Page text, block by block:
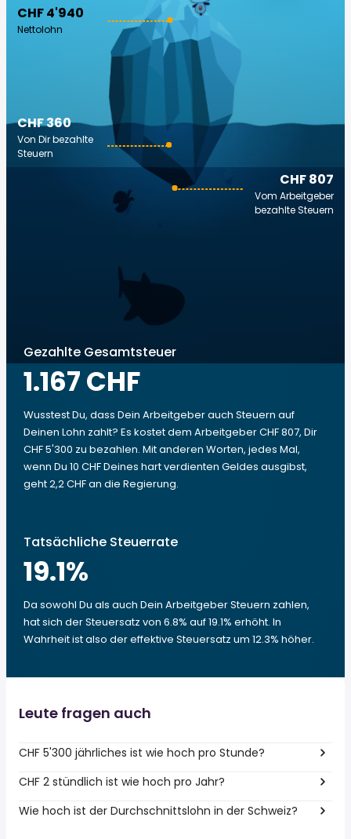
CHF 4'940
Nettolohn
CHF 807
Vom Arbeitgeber
bezahlte Steuern
CHF 360
Von Dir bezahlte
Steuern
Gezahlte Gesamtsteuer
1.167 CHF
Wusstest Du, dass Dein Arbeitgeber auch Steuern auf
Deinen Lohn zahlt? Es kostet dem Arbeitgeber CHF 807, Dir
CHF 5'300 zu bezahlen. Mit anderen Worten, jedes Mal,
wenn Du 10 CHF Deines hart verdienten Geldes ausgibst,
geht 2,2 CHF an die Regierung.
Tatsächliche Steuerrate
19.1%
Da sowohl Du als auch Dein Arbeitgeber Steuern zahlen,
hat sich der Steuersatz von 6.8% auf 19.1% erhöht. In
Wahrheit ist also der effektive Steuersatz um 12.3% höher.
Leute fragen auch
CHF 5'300 jährliches ist wie hoch pro Stunde?
CHF 2 stündlich ist wie hoch pro Jahr?
Wie hoch ist der Durchschnittslohn in der Schweiz?